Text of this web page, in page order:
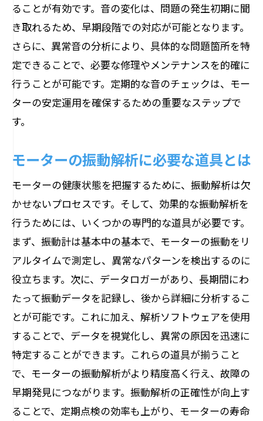
ることが有効です。音の変化は、問題の発生初期に聞
き取れるため、早期段階での対応が可能となります。
さらに、異常音の分析により、具体的な問題箇所を特
定できることで、必要な修理やメンテナンスを的確に
行うことが可能です。定期的な音のチェックは、モー
ターの安定運用を確保するための重要なステップで
す。
モーターの振動解析に必要な道具とは
モーターの健康状態を把握するために、振動解析は欠
かせないプロセスです。そして、効果的な振動解析を
行うためには、いくつかの専門的な道具が必要です。
まず、振動計は基本中の基本で、モーターの振動をリ
アルタイムで測定し、異常なパターンを検出するのに
役立ちます。次に、データロガーがあり、長期間にわ
たって振動データを記録し、後から詳細に分析するこ
とが可能です。これに加え、解析ソフトウェアを使用
することで、データを視覚化し、異常の原因を迅速に
特定することができます。これらの道具が揃うこと
で、モーターの振動解析がより精度高く行え、故障の
早期発見につながります。振動解析の正確性が向上す
ることで、定期点検の効率も上がり、モーターの寿命